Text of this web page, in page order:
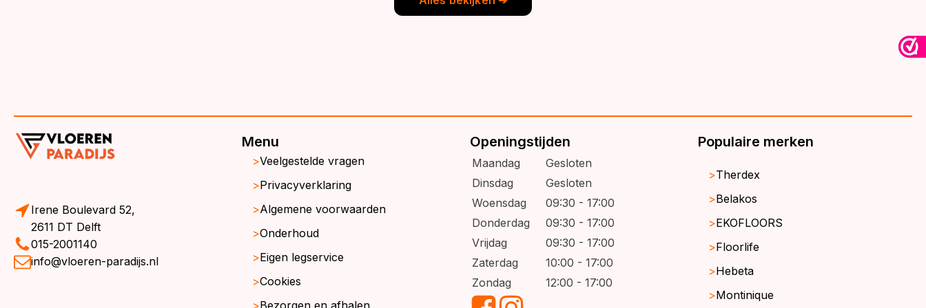
Irene Boulevard 52,
2611 DT Delft
015-2001140
info@vloeren-paradijs.nl
Menu
Veelgestelde vragen
Privacyverklaring
Algemene voorwaarden
Onderhoud
Eigen legservice
Cookies
Bezorgen en afhalen
Openingstijden
Maandag
Gesloten
Dinsdag
Gesloten
Woensdag
09:30 - 17:00
Donderdag
09:30 - 17:00
Vrijdag
09:30 - 17:00
Zaterdag
10:00 - 17:00
Zondag
12:00 - 17:00
Populaire merken
Therdex
Belakos
EKOFLOORS
Floorlife
Hebeta
Montinique